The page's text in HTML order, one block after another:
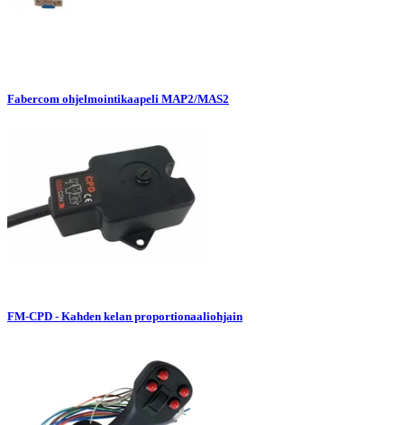
Fabercom ohjelmointikaapeli MAP2/MAS2
FM-CPD - Kahden kelan proportionaaliohjain